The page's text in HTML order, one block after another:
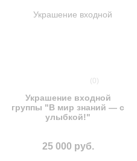
(0)
Украшение входной
группы "В мир знаний — с
улыбкой!"
25 000 руб.